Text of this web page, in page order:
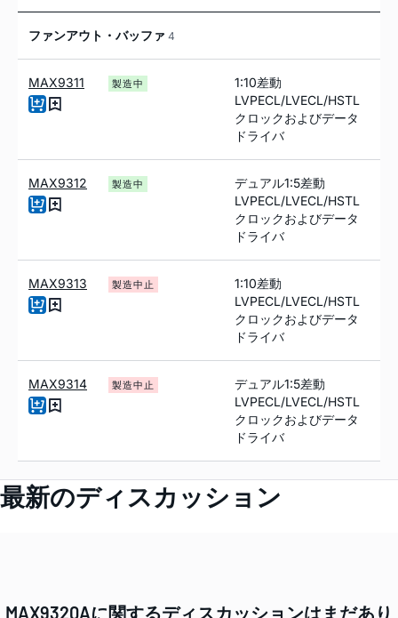
ファンアウト・バッファ 4
MAX9311 製造中
1:10差動
LVPECL/LVECL/HSTL
クロックおよびデータ
ドライバ
MAX9312 製造中
デュアル1:5差動
LVPECL/LVECL/HSTL
クロックおよびデータ
ドライバ
MAX9313 製造中止
1:10差動
LVPECL/LVECL/HSTL
クロックおよびデータ
ドライバ
MAX9314 製造中止
デュアル1:5差動
LVPECL/LVECL/HSTL
クロックおよびデータ
ドライバ
最新のディスカッション
MAX9320Aに関するディスカッションはまだあり